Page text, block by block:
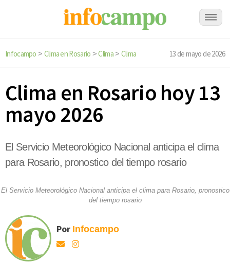
Infocampo > Clima en Rosario >Clima> Clima 13 de mayo de 2026
Clima en Rosario hoy 13
mayo 2026
El Servicio Meteorológico Nacional anticipa el clima
para Rosario, pronostico del tiempo rosario
El Servicio Meteorológico Nacional anticipa el clima para Rosario, pronostico
del tiempo rosario
Por Infocampo